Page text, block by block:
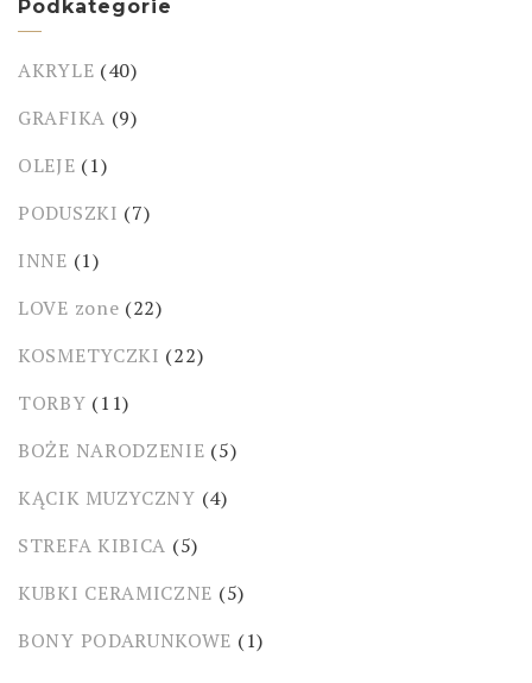
Podkategorie
AKRYLE (40)
GRAFIKA (9)
OLEJE (1)
PODUSZKI (7)
INNE (1)
LOVE zone (22)
KOSMETYCZKI (22)
TORBY (11)
BOŻE NARODZENIE (5)
KĄCIK MUZYCZNY (4)
STREFA KIBICA (5)
KUBKI CERAMICZNE (5)
BONY PODARUNKOWE (1)